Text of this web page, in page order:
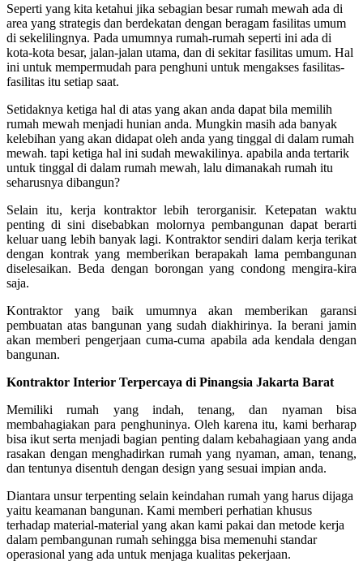
Seperti yang kita ketahui jika sebagian besar rumah mewah ada di
area yang strategis dan berdekatan dengan beragam fasilitas umum
di sekelilingnya. Pada umumnya rumah-rumah seperti ini ada di
kota-kota besar, jalan-jalan utama, dan di sekitar fasilitas umum. Hal
ini untuk mempermudah para penghuni untuk mengakses fasilitas-
fasilitas itu setiap saat.
Setidaknya ketiga hal di atas yang akan anda dapat bila memilih
rumah mewah menjadi hunian anda. Mungkin masih ada banyak
kelebihan yang akan didapat oleh anda yang tinggal di dalam rumah
mewah. tapi ketiga hal ini sudah mewakilinya. apabila anda tertarik
untuk tinggal di dalam rumah mewah, lalu dimanakah rumah itu
seharusnya dibangun?
Selain itu, kerja kontraktor lebih terorganisir.Ketepatan waktu
penting di sini disebabkan molornya pembangunan dapat berarti
keluar uang lebih banyak lagi. Kontraktor sendiri dalam kerja terikat
dengan kontrak yang memberikan berapakah lama pembangunan
diselesaikan. Beda dengan borongan yang condong mengira-kira
saja.
Kontraktor yang baik umumnya akan memberikan garansi
pembuatan atas bangunan yang sudah diakhirinya. Ia berani jamin
akan memberi pengerjaan cuma-cuma apabila ada kendala dengan
bangunan.
Kontraktor Interior Terpercaya di Pinangsia Jakarta Barat
Memiliki rumah yang indah, tenang, dan nyaman bisa
membahagiakan para penghuninya. Oleh karena itu, kami berharap
bisa ikut serta menjadi bagian penting dalam kebahagiaan yang anda
rasakan dengan menghadirkan rumah yang nyaman, aman, tenang,
dan tentunya disentuh dengan design yang sesuai impian anda.
Diantara unsur terpenting selain keindahan rumah yang harus dijaga
yaitu keamanan bangunan. Kami memberi perhatian khusus
terhadap material-material yang akan kami pakai dan metode kerja
dalam pembangunan rumah sehingga bisa memenuhi standar
operasional yang ada untuk menjaga kualitas pekerjaan.